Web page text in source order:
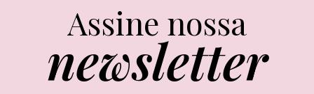
Assine nossa
newsletter